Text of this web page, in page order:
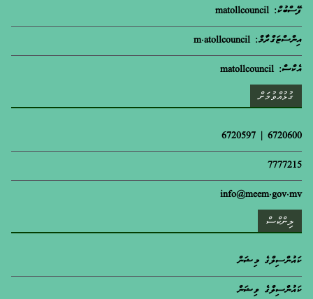
ފޭސްބުކް: matollcouncil
އިންސްޓަގްރާމް: m.atollcouncil
އެކްސް: matollcouncil
ގުޅުއްވުމަށް
6720600 | 6720597
7777215
info@meem.gov.mv
ލިންކްސް
ކައުންސިލްގެ މިޝަން
ކައުންސިލްގެ ވިޝަން